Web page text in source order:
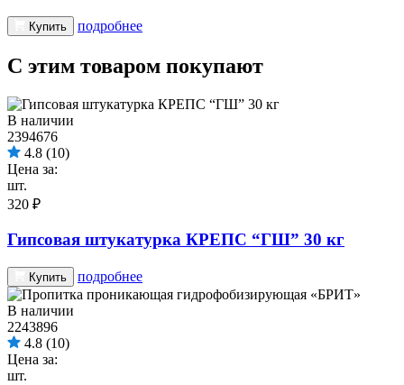
Купить подробнее
С этим товаром покупают
В наличии
2394676
4.8 (10)
Цена за:
шт.
320 ₽
Гипсовая штукатурка КРЕПС “ГШ” 30 кг
Купить подробнее
В наличии
2243896
4.8 (10)
Цена за:
шт.